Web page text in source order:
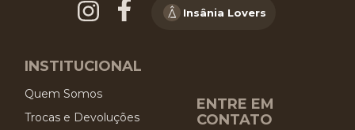
Insânia Lovers
INSTITUCIONAL
Quem Somos
Trocas e Devoluções
ENTRE EM
CONTATO